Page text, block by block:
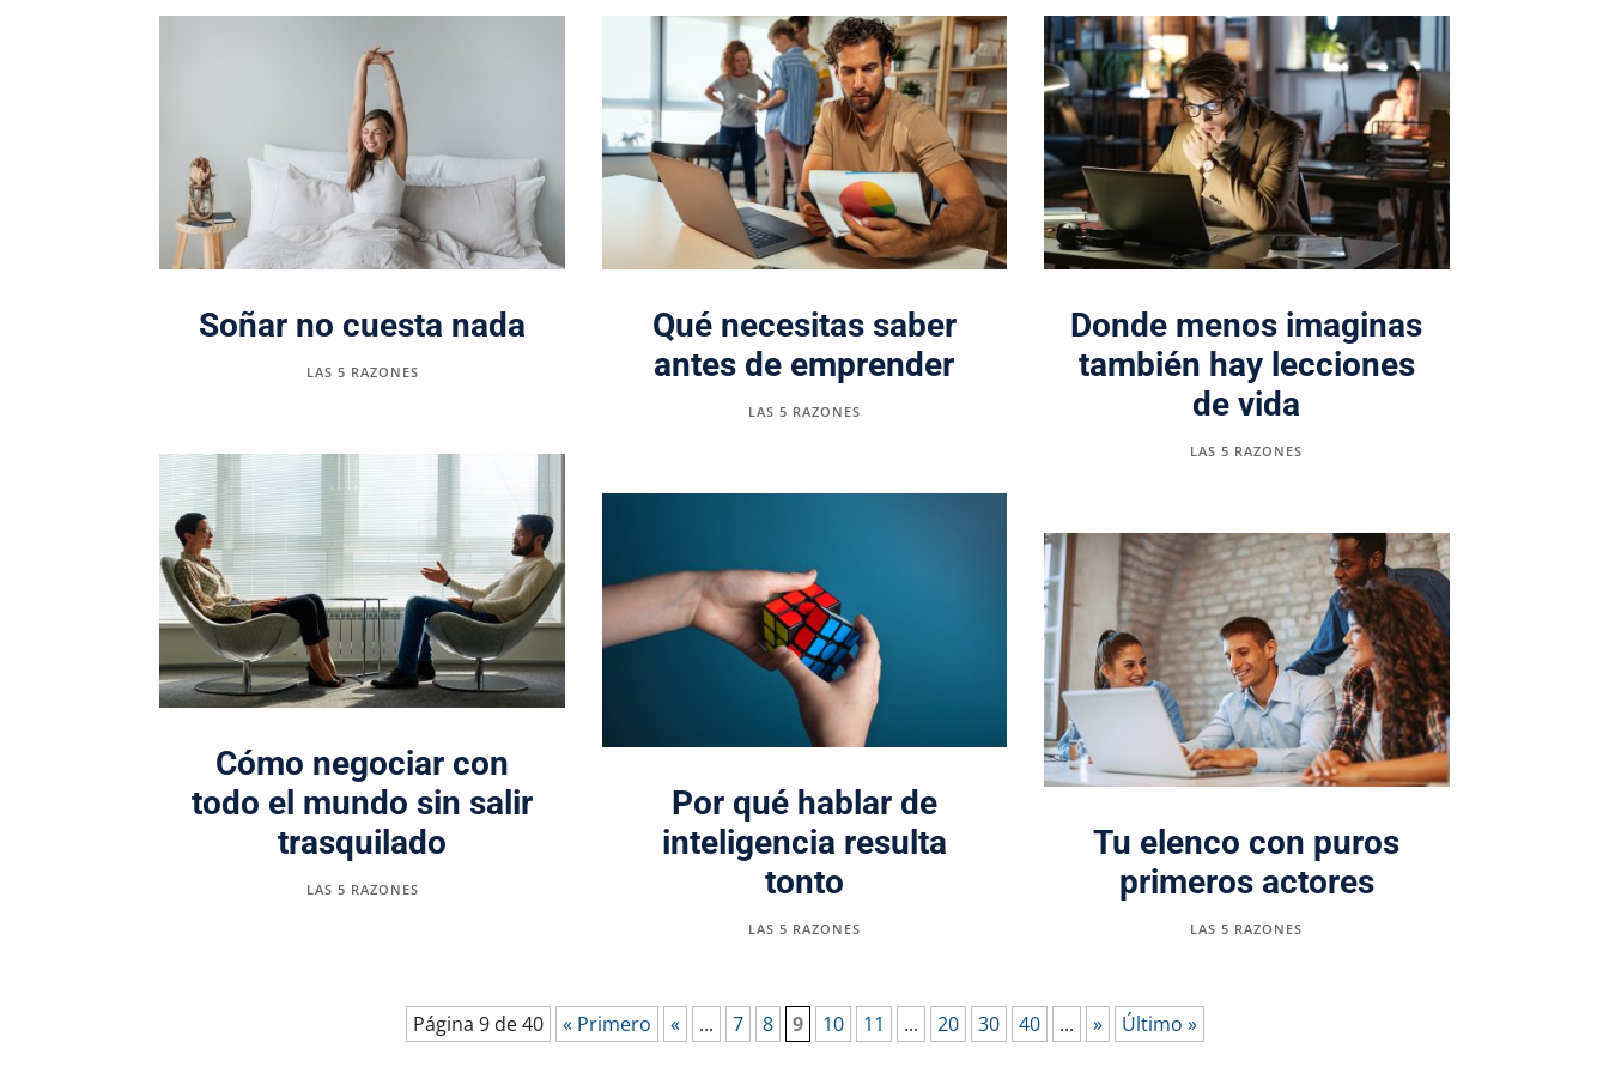
Soñar no cuesta nada
LAS 5 RAZONES
Cómo negociar con
todo el mundo sin salir
trasquilado
LAS 5 RAZONES
Qué necesitas saber
antes de emprender
LAS 5 RAZONES
Por qué hablar de
inteligencia resulta
tonto
LAS 5 RAZONES
Donde menos imaginas
también hay lecciones
de vida
LAS 5 RAZONES
Tu elenco con puros
primeros actores
LAS 5 RAZONES
Página 9 de 40 « Primero « ... 7 8 9 10 11 ... 20 30 40 ... » Último »